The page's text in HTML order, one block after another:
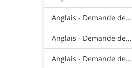
Anglais - Demande de...
Anglais - Demande de...
Anglais - Demande de...